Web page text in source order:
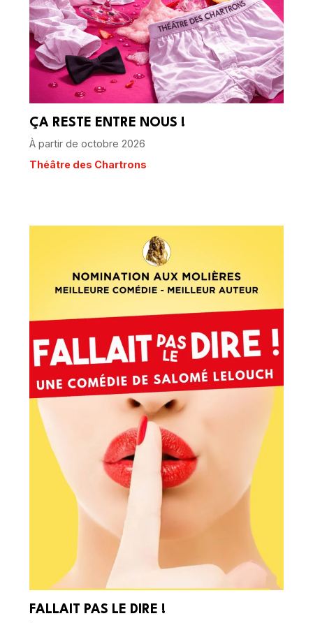
ÇA RESTE ENTRE NOUS !
À partir de octobre 2026
Théâtre des Chartrons
FALLAIT PAS LE DIRE !